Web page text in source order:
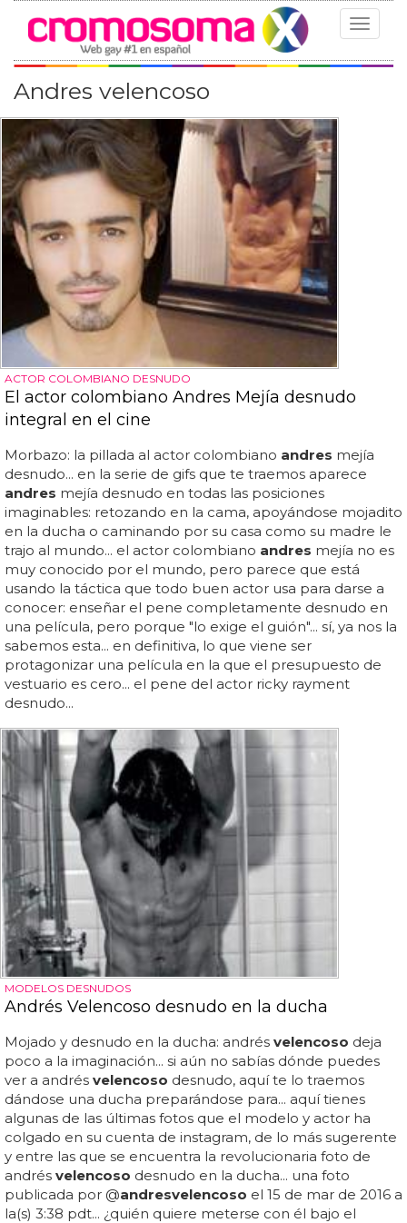
Toggle
Andres velencoso
ACTOR COLOMBIANO DESNUDO
El actor colombiano Andres Mejía desnudo
integral en el cine
Morbazo: la pillada al actor colombiano andres mejía
desnudo... en la serie de gifs que te traemos aparece
andres mejía desnudo en todas las posiciones
imaginables: retozando en la cama, apoyándose mojadito
en la ducha o caminando por su casa como su madre le
trajo al mundo... el actor colombiano andres mejía no es
muy conocido por el mundo, pero parece que está
usando la táctica que todo buen actor usa para darse a
conocer: enseñar el pene completamente desnudo en
una película, pero porque "lo exige el guión"... sí, ya nos la
sabemos esta... en definitiva, lo que viene ser
protagonizar una película en la que el presupuesto de
vestuario es cero... el pene del actor ricky rayment
desnudo...
MODELOS DESNUDOS
Andrés Velencoso desnudo en la ducha
Mojado y desnudo en la ducha: andrés velencoso deja
poco a la imaginación... si aún no sabías dónde puedes
ver a andrés velencoso desnudo, aquí te lo traemos
dándose una ducha preparándose para... aquí tienes
algunas de las últimas fotos que el modelo y actor ha
colgado en su cuenta de instagram, de lo más sugerente
y entre las que se encuentra la revolucionaria foto de
andrés velencoso desnudo en la ducha... una foto
publicada por @andresvelencoso el 15 de mar de 2016 a
la(s) 3:38 pdt... ¿quién quiere meterse con él bajo el